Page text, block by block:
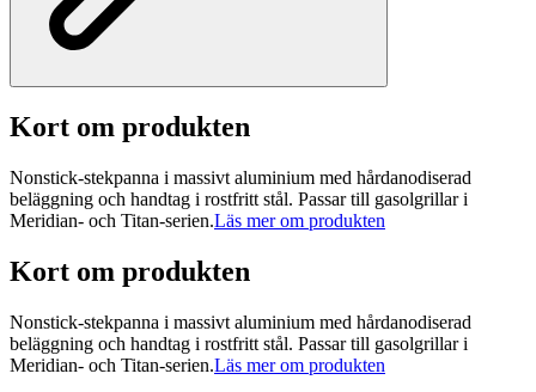
Kort om produkten
Nonstick-stekpanna i massivt aluminium med hårdanodiserad
beläggning och handtag i rostfritt stål. Passar till gasolgrillar i
Meridian- och Titan-serien.Läs mer om produkten
Kort om produkten
Nonstick-stekpanna i massivt aluminium med hårdanodiserad
beläggning och handtag i rostfritt stål. Passar till gasolgrillar i
Meridian- och Titan-serien.Läs mer om produkten